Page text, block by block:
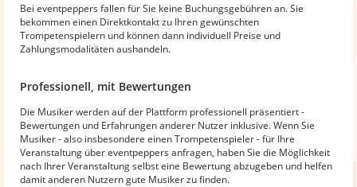
Bei eventpeppers fallen für Sie keine Buchungsgebühren an. Sie
bekommen einen Direktkontakt zu Ihren gewünschten
Trompetenspielern und können dann individuell Preise und
Zahlungsmodalitäten aushandeln.
Professionell, mit Bewertungen
Die Musiker werden auf der Plattform professionell präsentiert -
Bewertungen und Erfahrungen anderer Nutzer inklusive. Wenn Sie
Musiker - also insbesondere einen Trompetenspieler - für Ihre
Veranstaltung über eventpeppers anfragen, haben Sie die Möglichkeit
nach Ihrer Veranstaltung selbst eine Bewertung abzugeben und helfen
damit anderen Nutzern gute Musiker zu finden.